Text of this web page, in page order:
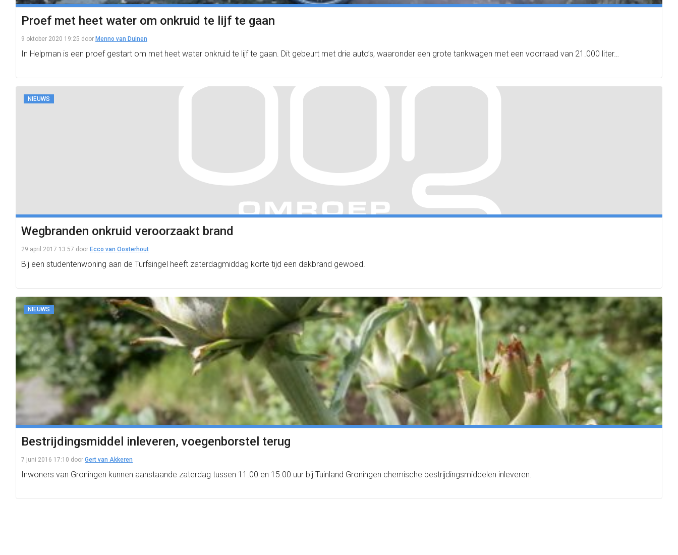
Proef met heet water om onkruid te lijf te gaan
9 oktober 2020 19:25 door Menno van Duinen
In Helpman is een proef gestart om met heet water onkruid te lijf te gaan. Dit gebeurt met drie auto’s, waaronder een grote tankwagen met een voorraad van 21.000 liter…
NIEUWS
Wegbranden onkruid veroorzaakt brand
29 april 2017 13:57 door Ecco van Oosterhout
Bij een studentenwoning aan de Turfsingel heeft zaterdagmiddag korte tijd een dakbrand gewoed.
NIEUWS
Bestrijdingsmiddel inleveren, voegenborstel terug
7 juni 2016 17:10 door Gert van Akkeren
Inwoners van Groningen kunnen aanstaande zaterdag tussen 11.00 en 15.00 uur bij Tuinland Groningen chemische bestrijdingsmiddelen inleveren.